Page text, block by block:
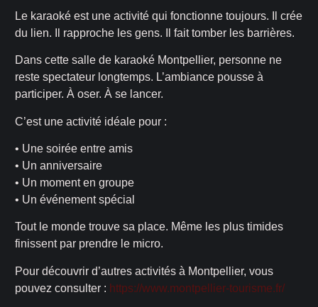
Le karaoké est une activité qui fonctionne toujours. Il crée
du lien. Il rapproche les gens. Il fait tomber les barrières.
Dans cette salle de karaoké Montpellier, personne ne
reste spectateur longtemps. L’ambiance pousse à
participer. À oser. À se lancer.
C’est une activité idéale pour :
• Une soirée entre amis
• Un anniversaire
• Un moment en groupe
• Un événement spécial
Tout le monde trouve sa place. Même les plus timides
finissent par prendre le micro.
Pour découvrir d’autres activités à Montpellier, vous
pouvez consulter : https://www.montpellier-tourisme.fr/